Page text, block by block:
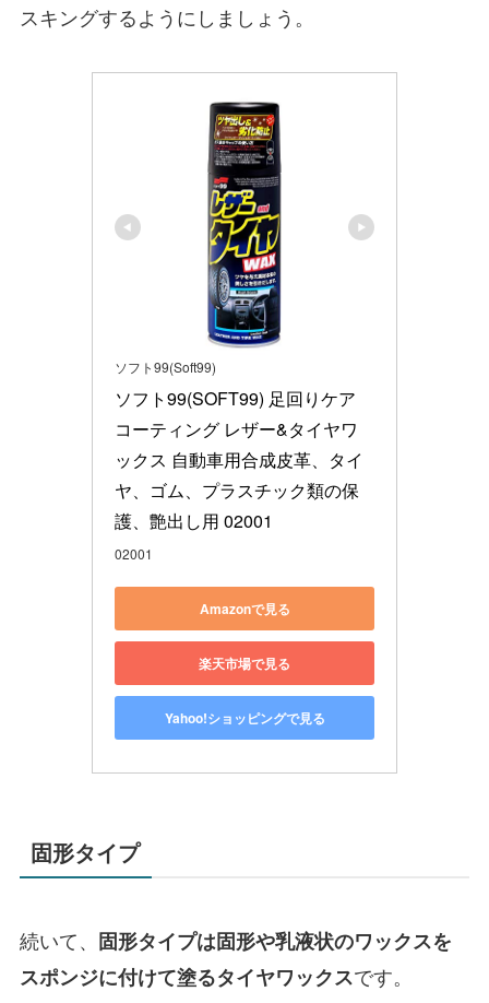
スキングするようにしましょう。
ソフト99(Soft99)
ソフト99(SOFT99) 足回りケア
コーティング レザー&タイヤワ
ックス 自動車用合成皮革、タイ
ヤ、ゴム、プラスチック類の保
護、艶出し用 02001
02001
Amazonで見る
楽天市場で見る
Yahoo!ショッピングで見る
固形タイプ
続いて、 固形タイプは固形や乳液状のワックスを
スポンジに付けて塗るタイヤワックスです。